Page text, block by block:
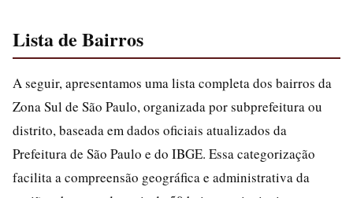
Lista de Bairros
A seguir, apresentamos uma lista completa dos bairros da
Zona Sul de São Paulo, organizada por subprefeitura ou
distrito, baseada em dados oficiais atualizados da
Prefeitura de São Paulo e do IBGE. Essa categorização
facilita a compreensão geográfica e administrativa da